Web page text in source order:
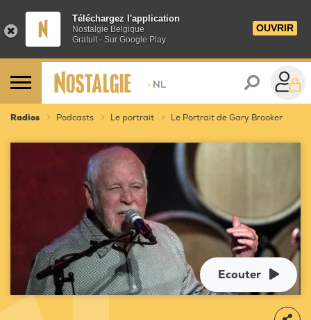
Téléchargez l'application
Nostalgie Belgique
Gratuit - Sur Google Play
OUVRIR
> NL
Radios Podcasts Le portrait Le Portrait de Gary Brooker
Ecouter